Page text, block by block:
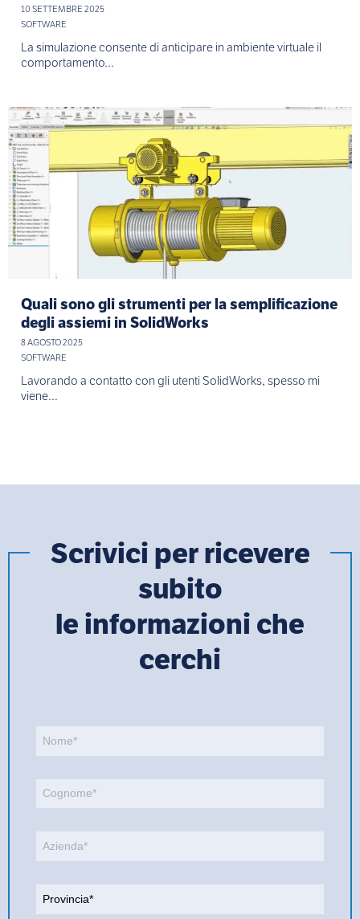
10 SETTEMBRE 2025
SOFTWARE
La simulazione consente di anticipare in ambiente virtuale il
comportamento…
Quali sono gli strumenti per la semplificazione
degli assiemi in SolidWorks
8 AGOSTO 2025
SOFTWARE
Lavorando a contatto con gli utenti SolidWorks, spesso mi
viene…
Scrivici per ricevere
subito
le informazioni che
cerchi